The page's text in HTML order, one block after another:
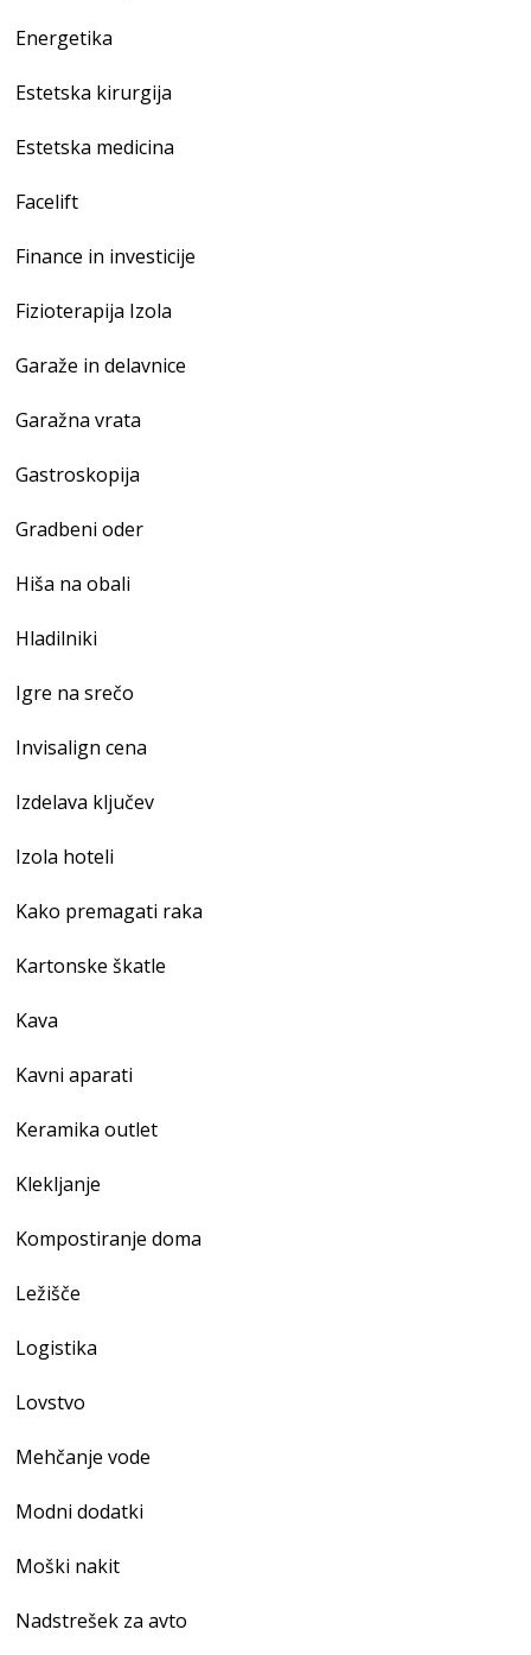
Energetika
Estetska kirurgija
Estetska medicina
Facelift
Finance in investicije
Fizioterapija Izola
Garaže in delavnice
Garažna vrata
Gastroskopija
Gradbeni oder
Hiša na obali
Hladilniki
Igre na srečo
Invisalign cena
Izdelava ključev
Izola hoteli
Kako premagati raka
Kartonske škatle
Kava
Kavni aparati
Keramika outlet
Klekljanje
Kompostiranje doma
Ležišče
Logistika
Lovstvo
Mehčanje vode
Modni dodatki
Moški nakit
Nadstrešek za avto